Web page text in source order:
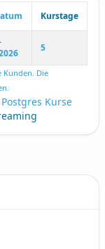
Kurstage
5
Kunden. Die
Kurse